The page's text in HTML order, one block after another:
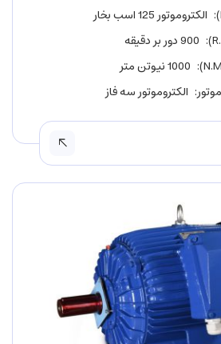
الکتروموتور 125 اسب بخار
900 دور بر دقیقه
1000 نیوتن متر
الکتروموتور سه فاز